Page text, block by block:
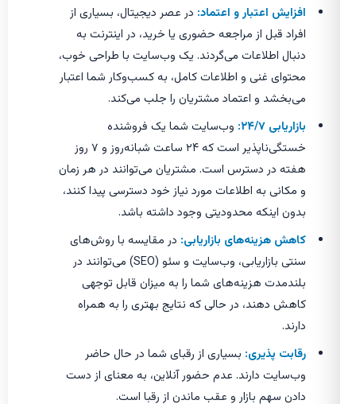
افزایش اعتبار و اعتماد: در عصر دیجیتال، بسیاری از
افراد قبل از مراجعه حضوری یا خرید، در اینترنت به
دنبال اطلاعات می‌گردند. یک وب‌سایت با طراحی خوب،
محتوای غنی و اطلاعات کامل، به کسب‌وکار شما اعتبار
می‌بخشد و اعتماد مشتریان را جلب می‌کند.
بازاریابی ۲۴/۷:
وب‌سایت شما یک فروشنده
خستگی‌ناپذیر است که ۲۴ ساعت شبانه‌روز و ۷ روز
هفته در دسترس است. مشتریان می‌توانند در هر زمان
و مکانی به اطلاعات مورد نیاز خود دسترسی پیدا کنند،
بدون اینکه محدودیتی وجود داشته باشد.
کاهش هزینه‌های بازاریابی: در مقایسه با روش‌های
سنتی بازاریابی، وب‌سایت و سئو (SEO) می‌توانند در
بلندمدت هزینه‌های شما را به میزان قابل توجهی
کاهش دهند، در حالی که نتایج بهتری را به همراه
دارند.
رقابت پذیری: بسیاری از رقبای شما در حال حاضر
وب‌سایت دارند. عدم حضور آنلاین، به معنای از دست
دادن سهم بازار و عقب ماندن از رقبا است.